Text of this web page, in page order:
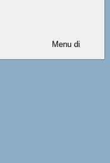
Menu di